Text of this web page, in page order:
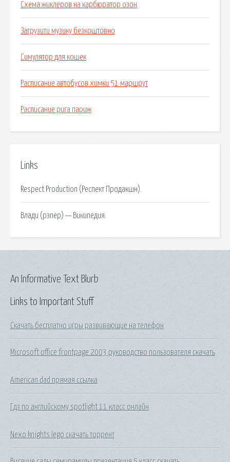
Схема жиклеров на карбюратор озон
Загрузити музику безкоштовно
Симулятор для кошек
Расписание автобусов химки 51 маршрут
Расписание рига париж
Links
Respect Production (Респект Продакшн).
Влади (рэпер) — Википедия.
Links to Important Stuff
Скачать бесплатно игры развивающие на телефон
Microsoft office frontpage 2003 руководство пользователя скачать
American dad прямая ссылка
Гдз по английскому spotlight 11 класс онлайн
Nexo knights lego скачать торрент
An Informative Text Blurb